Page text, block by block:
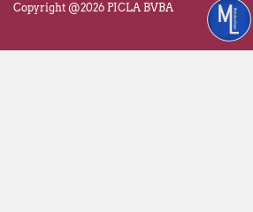
Copyright @2026 PICLA BVBA